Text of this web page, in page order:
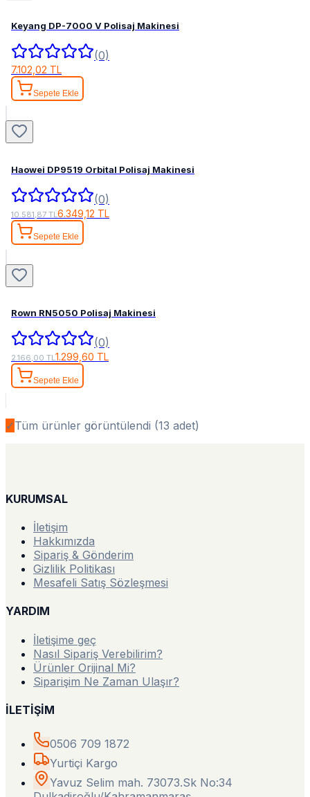
Keyang DP-7000 V Polisaj Makinesi
(0)
7.102,02 TL
Sepete Ekle
Haowei DP9519 Orbital Polisaj Makinesi
(0)
10.581,87 TL6.349,12 TL
Sepete Ekle
Rown RN5050 Polisaj Makinesi
(0)
2.166,00 TL1.299,60 TL
Sepete Ekle
✓Tüm ürünler görüntülendi (13 adet)
KURUMSAL
İletişim
Hakkımızda
Sipariş & Gönderim
Gizlilik Politikası
Mesafeli Satış Sözleşmesi
YARDIM
İletişime geç
Nasıl Sipariş Verebilirim?
Ürünler Orijinal Mi?
Siparişim Ne Zaman Ulaşır?
İLETİŞİM
0506 709 1872
Yurtiçi Kargo
Yavuz Selim mah. 73073.Sk No:34